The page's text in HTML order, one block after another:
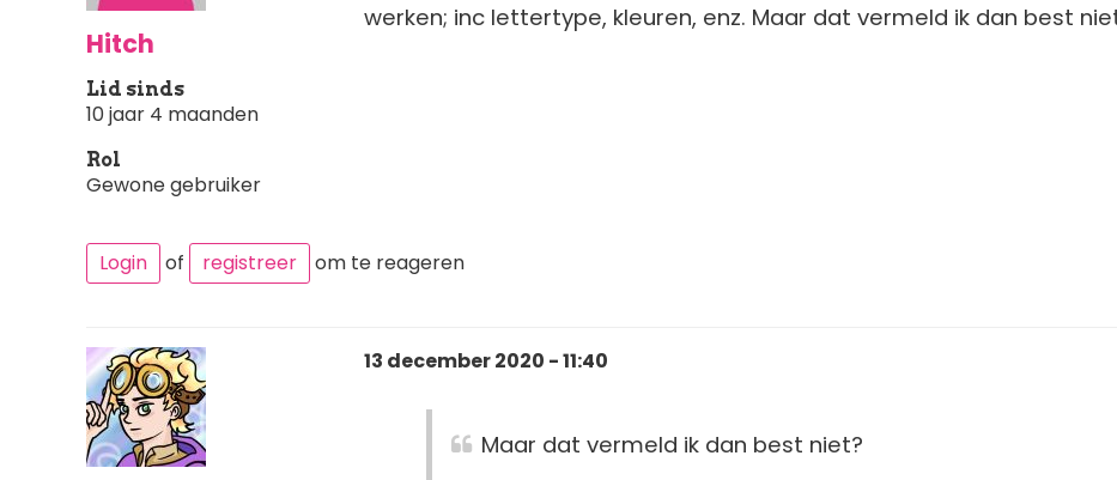
Hitch
Lid sinds
10 jaar 4 maanden
Rol
Gewone gebruiker
werken; inc lettertype, kleuren, enz. Maar dat vermeld ik dan best
Login of registreer om te reageren
13 december 2020 - 11:40
Maar dat vermeld ik dan best niet?